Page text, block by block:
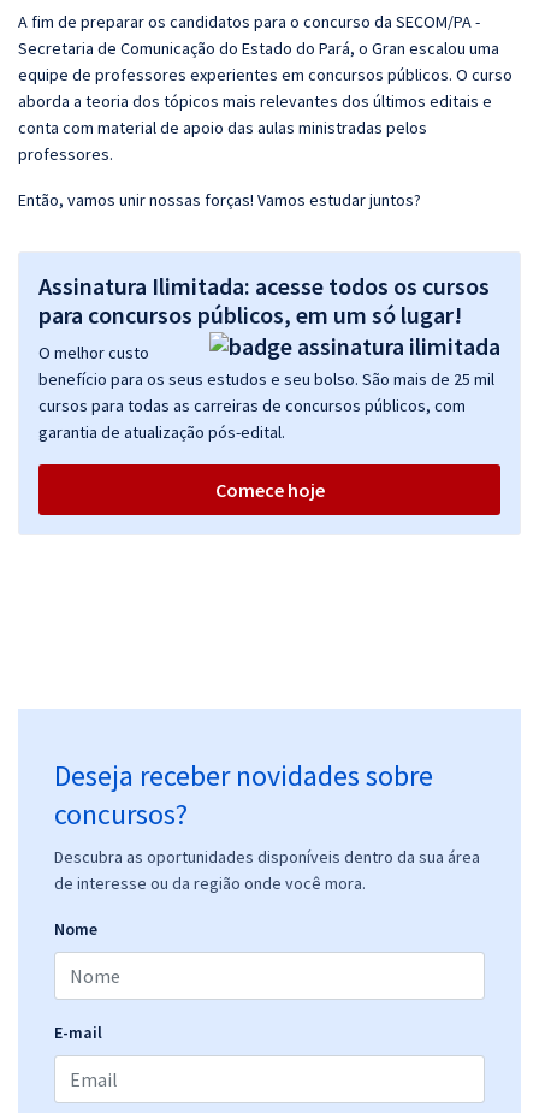
A fim de preparar os candidatos para o concurso da SECOM/PA -
Secretaria de Comunicação do Estado do Pará, o Gran escalou uma
equipe de professores experientes em concursos públicos. O curso
aborda a teoria dos tópicos mais relevantes dos últimos editais e
conta com material de apoio das aulas ministradas pelos
professores.
Então, vamos unir nossas forças! Vamos estudar juntos?
Assinatura Ilimitada: acesse todos os cursos
para concursos públicos, em um só lugar!
O melhor custo
benefício para os seus estudos e seu bolso. São mais de 25 mil
cursos para todas as carreiras de concursos públicos, com
garantia de atualização pós-edital.
Comece hoje
Deseja receber novidades sobre
concursos?
Descubra as oportunidades disponíveis dentro da sua área
de interesse ou da região onde você mora.
Nome
E-mail